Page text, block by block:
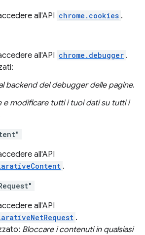
all'API chrome.cookies .
all'API chrome.debugger .
backend del debugger delle pagine.
e modificare tutti i tuoi dati su tutti i
all'API
.
all'API
.
Bloccare i contenuti in qualsiasi